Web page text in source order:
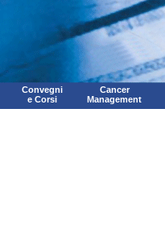
Convegni
e Corsi
Cancer
Management